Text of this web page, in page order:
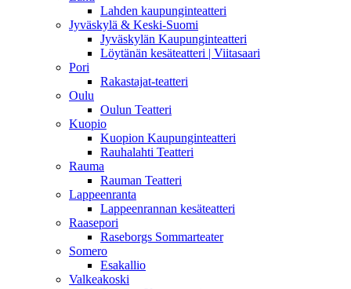
Lahden kaupunginteatteri
Jyväskylä & Keski-Suomi
Jyväskylän Kaupunginteatteri
Löytänän kesäteatteri | Viitasaari
Pori
Rakastajat-teatteri
Oulu
Oulun Teatteri
Kuopio
Kuopion Kaupunginteatteri
Rauhalahti Teatteri
Rauma
Rauman Teatteri
Lappeenranta
Lappeenrannan kesäteatteri
Raasepori
Raseborgs Sommarteater
Somero
Esakallio
Valkeakoski